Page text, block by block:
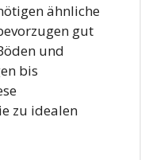
ähnliche
gut
und
bis
zu idealen